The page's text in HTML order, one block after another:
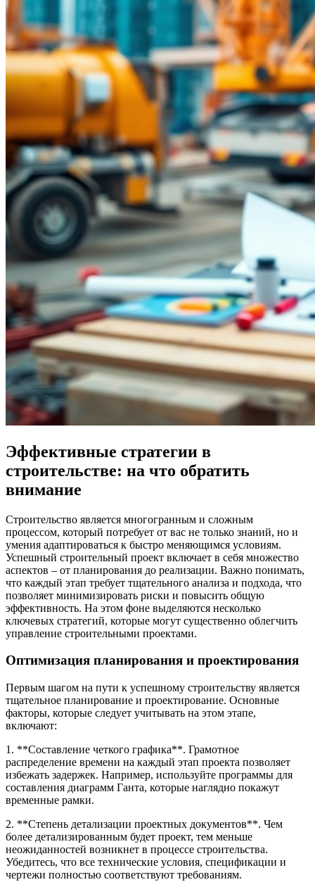
Эффективные стратегии в
строительстве: на что обратить
внимание
Строительство является многогранным и сложным
процессом, который потребует от вас не только знаний, но и
умения адаптироваться к быстро меняющимся условиям.
Успешный строительный проект включает в себя множество
аспектов – от планирования до реализации. Важно понимать,
что каждый этап требует тщательного анализа и подхода, что
позволяет минимизировать риски и повысить общую
эффективность. На этом фоне выделяются несколько
ключевых стратегий, которые могут существенно облегчить
управление строительными проектами.
Оптимизация планирования и проектирования
Первым шагом на пути к успешному строительству является
тщательное планирование и проектирование. Основные
факторы, которые следует учитывать на этом этапе,
включают:
1. **Составление четкого графика**. Грамотное
распределение времени на каждый этап проекта позволяет
избежать задержек. Например, используйте программы для
составления диаграмм Ганта, которые наглядно покажут
временные рамки.
2. **Степень детализации проектных документов**. Чем
более детализированным будет проект, тем меньше
неожиданностей возникнет в процессе строительства.
Убедитесь, что все технические условия, спецификации и
чертежи полностью соответствуют требованиям.